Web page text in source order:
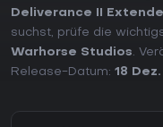
Deliverance II
suchst, prüfe die
Warhorse Studios.
Release-Datum: 18